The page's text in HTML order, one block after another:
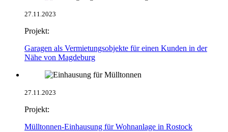
27.11.2023
Projekt:
Garagen als Vermietungsobjekte für einen Kunden in der
Nähe von Magdeburg
27.11.2023
Projekt:
Mülltonnen-Einhausung für Wohnanlage in Rostock